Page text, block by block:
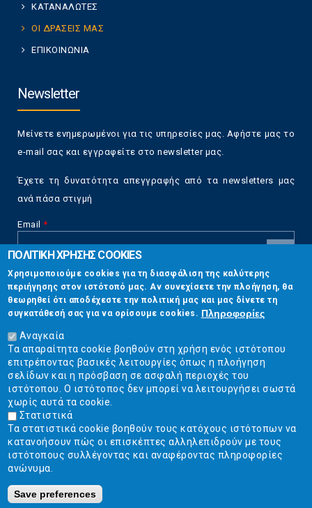
ΚΑΤΑΝΑΛΩΤΕΣ
ΟΙ ΔΡΑΣΕΙΣ ΜΑΣ
ΕΠΙΚΟΙΝΩΝΙΑ
Newsletter
Μείνετε ενημερωμένοι για τις υπηρεσίες μας. Αφήστε μας το
e-mail σας και εγγραφείτε στο newsletter μας.
Έχετε τη δυνατότητα απεγγραφής από τα newsletters μας
ανά πάσα στιγμή
Email *
CAPTCHA
This
question is
for testing
whether or
not you are a
human visitor
and to
prevent
automated
spam
submissions.
5+2
Επικοινωνία
Στουρνάρη 17, Αθήνα 10683
2103304444
info@ekpizo.gr
www.ekpizo.gr
Δευ - Πεμ:10:00 πμ - 2:00 μμ
Σάβ - Κυρ: Κλειστά
ΠΟΛΙΤΙΚΗ ΧΡΗΣΗΣ COOKIES
Χρησιμοποιούμε cookies για τη διασφάλιση της καλύτερης
περιήγησης στον ιστότοπό μας. Αν συνεχίσετε την πλοήγηση, θα
θεωρηθεί ότι αποδέχεστε την πολιτική μας και μας δίνετε τη
συγκατάθεσή σας για να ορίσουμε cookies. Πληροφορίες
Αναγκαία
Τα απαραίτητα cookie βοηθούν στη χρήση ενός ιστότοπου
επιτρέποντας βασικές λειτουργίες όπως η πλοήγηση
σελίδων και η πρόσβαση σε ασφαλή περιοχές του
ιστότοπου. Ο ιστότοπος δεν μπορεί να λειτουργήσει σωστά
χωρίς αυτά τα cookie.
Στατιστικά
Τα στατιστικά cookie βοηθούν τους κατόχους ιστότοπων να
κατανοήσουν πώς οι επισκέπτες αλληλεπιδρούν με τους
ιστότοπους συλλέγοντας και αναφέροντας πληροφορίες
ανώνυμα.
Save preferences